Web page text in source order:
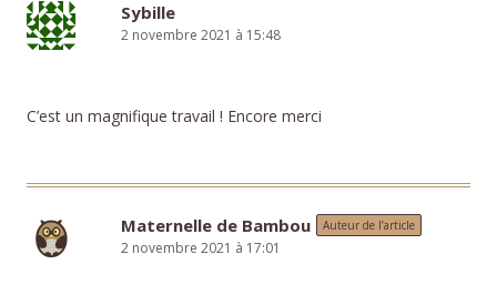
Sybille
2 novembre 2021 à 15:48
C’est un magnifique travail ! Encore merci
Maternelle de Bambou Auteur de l’article
2 novembre 2021 à 17:01